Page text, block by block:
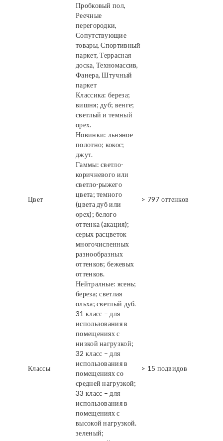
Пробковый пол,
Реечные
перегородки,
Сопутствующие
товары, Спортивный
паркет, Террасная
доска, Техномассив,
Фанера, Штучный
паркет
Цвет
Классика: береза;
вишня; дуб; венге;
светлый и темный
орех.
Новинки: льняное
полотно; кокос;
джут.
Гаммы: светло-
коричневого или
светло-рыжего
цвета; темного
(цвета дуб или
орех); белого
оттенка (акация);
серых расцветок
многочисленных
разнообразных
оттенков; бежевых
оттенков.
Нейтралные: ясень;
береза; светлая
ольха; светлый дуб.
> 797 оттенков
Классы
31 класс – для
использования в
помещениях с
низкой нагрузкой;
32 класс – для
использования в
помещениях со
средней нагрузкой;
33 класс – для
использования в
помещениях с
высокой нагрузкой.
> 15 подвидов
зеленый;